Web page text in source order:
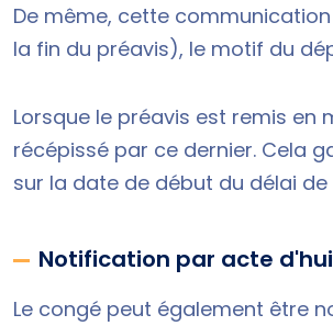
De même, cette
la fin du préavis), le motif du
Lorsque le préavis est remis en
récépissé par ce dernier. Cela
sur la date de début du délai de
Notification par acte
Le congé peut également être